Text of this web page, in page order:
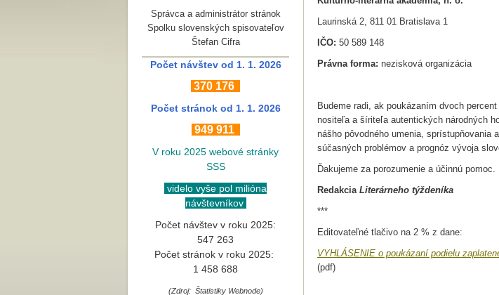
Laurinská 2, 811 01 Bratislava 1
IČO: 50 589 148
Právna forma: nezisková organizácia
Budeme radi, ak poukázaním dvoch
nosi­teľa a šíriteľa autentických národných
nášho pôvodného umenia,
súčasných problémov a prognóz vý­voja
Ďakujeme za porozumenie a účinnú pomoc.
Redakcia Literárneho týždeníka
***
Editovateľné tlačivo na 2 % z dane:
VYHLÁSENIE o poukázaní podielu
(pdf)
Správca a administrátor stránok
Spolku slovenských spisovateľov
Štefan Cifra
Počet návštev od 1. 1. 2026
370 176
Počet stránok od 1. 1. 2026
949 911
V roku 2025 webové stránky
SSS
videlo vyše pol milióna
návštevníkov
Počet návštev v roku 2025:
547 263
Počet stránok v roku 2025:
1 458 688
(Zdroj: Štatistiky Webnode)